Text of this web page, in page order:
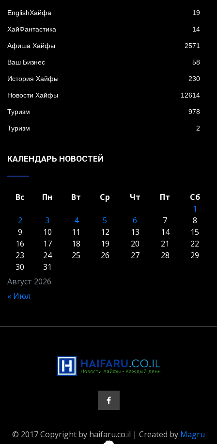
EnglishХайфа 19
XайФантастика 14
Афиша Хайфы 2571
Ваш Бизнес 58
История Хайфы 230
Новости Хайфы 12614
Туризм 978
Туризм 2
КАЛЕНДАРЬ НОВОСТЕЙ
Август 2026
Вс Пн Вт Ср Чт Пт
Сб
1
2
3 4 5 6 7
8
9
10 11 12 13 14
15
16
17 18 19 20 21
22
23
24 25 26 27 28
29
30
31
« Июл
© 2017 Copyright by haifaru.co.il | Created by Magru